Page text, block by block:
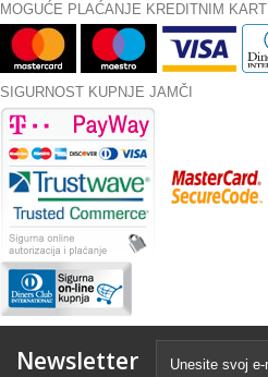
MOGUĆE PLAĆANJE KREDITNIM
SIGURNOST KUPNJE JAMČI
Newsletter